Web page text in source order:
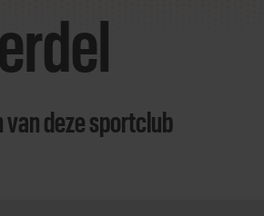
van deze sportclub